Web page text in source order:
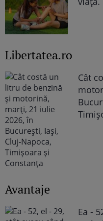
Libertatea.ro
Cât
Avantaje
Ea -